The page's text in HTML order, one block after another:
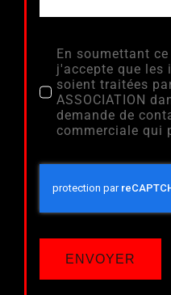
En soumettant
j'accepte que
soient traitées
ASSOCIATION
demande de
commerciale qui
ENVOYER